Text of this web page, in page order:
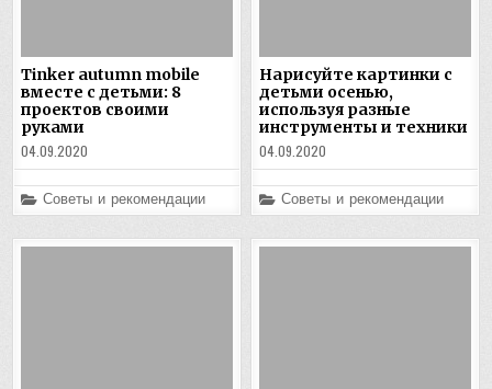
Tinker autumn mobile
вместе с детьми: 8
проектов своими
руками
04.09.2020
Posted
in
Советы и рекомендации
Нарисуйте картинки с
детьми осенью,
используя разные
инструменты и техники
04.09.2020
Posted
in
Советы и рекомендации